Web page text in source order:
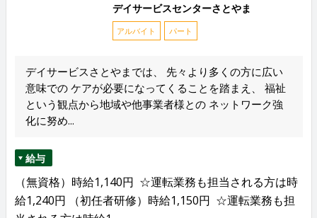
デイサービスセンターさとやま
アルバイト パート
デイサービスさとやまでは、 先々より多くの方に広い
意味での ケアが必要になってくることを踏まえ、 福祉
という観点から地域や他事業者様との ネットワーク強
化に努め...
給与
（無資格）時給1,140円 ☆運転業務も担当される方は時
給1,240円 （初任者研修）時給1,150円 ☆運転業務も担